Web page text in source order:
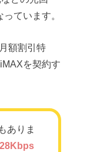
っています。
額割引特
を契約す
ありま